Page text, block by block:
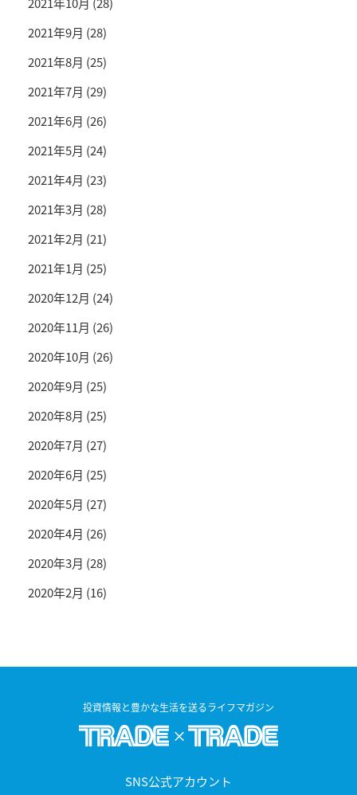
2021年9月 (28)
2021年8月 (25)
2021年7月 (29)
2021年6月 (26)
2021年5月 (24)
2021年4月 (23)
2021年3月 (28)
2021年2月 (21)
2021年1月 (25)
2020年12月 (24)
2020年11月 (26)
2020年10月 (26)
2020年9月 (25)
2020年8月 (25)
2020年7月 (27)
2020年6月 (25)
2020年5月 (27)
2020年4月 (26)
2020年3月 (28)
2020年2月 (16)
投資情報と豊かな生活を送るライフマガジン
SNS公式アカウント